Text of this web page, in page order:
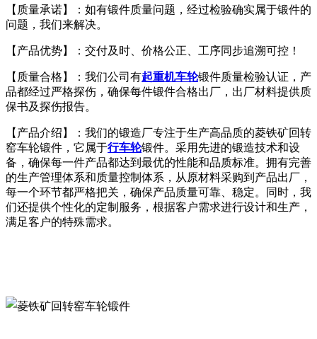
【质量承诺】：如有锻件质量问题，经过检验确实属于锻件的
问题，我们来解决。
【产品优势】：交付及时、价格公正、工序同步追溯可控！
【质量合格】：我们公司有起重机车轮锻件质量检验认证，产
品都经过严格探伤，确保每件锻件合格出厂，出厂材料提供质
保书及探伤报告。
【产品介绍】：我们的锻造厂专注于生产高品质的菱铁矿回转
窑车轮锻件，它属于行车轮锻件。采用先进的锻造技术和设
备，确保每一件产品都达到最优的性能和品质标准。拥有完善
的生产管理体系和质量控制体系，从原材料采购到产品出厂，
每一个环节都严格把关，确保产品质量可靠、稳定。同时，我
们还提供个性化的定制服务，根据客户需求进行设计和生产，
满足客户的特殊需求。